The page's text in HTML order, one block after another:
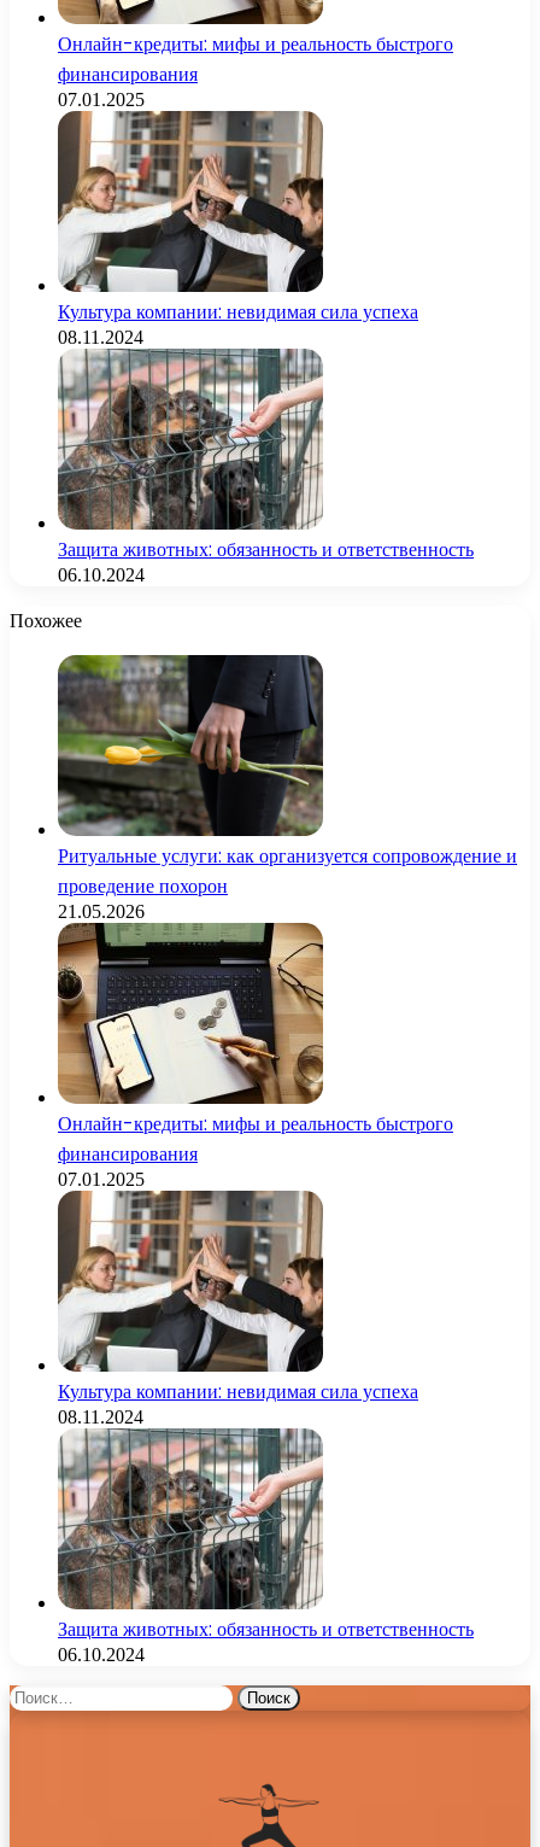
Онлайн-кредиты: мифы и реальность быстрого
финансирования
07.01.2025
Культура компании: невидимая сила успеха
08.11.2024
Защита животных: обязанность и ответственность
06.10.2024
Похожее
Ритуальные услуги: как организуется сопровождение и
проведение похорон
21.05.2026
Онлайн-кредиты: мифы и реальность быстрого
финансирования
07.01.2025
Культура компании: невидимая сила успеха
08.11.2024
Защита животных: обязанность и ответственность
06.10.2024
Найти: